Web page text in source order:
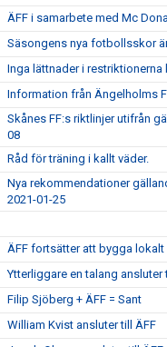
ÄFF i samarbete med Mc
Säsongens nya fotbollsskor
Inga lättnader i restriktionerna
Information från Ängelholms
Skånes FF:s riktlinjer utifrån
08
Råd för träning i kallt väder.
Nya rekommendationer
2021-01-25
ÄFF fortsätter att bygga
Ytterliggare en talang ansluter
Filip Sjöberg + ÄFF = Sant
William Kvist ansluter till ÄFF